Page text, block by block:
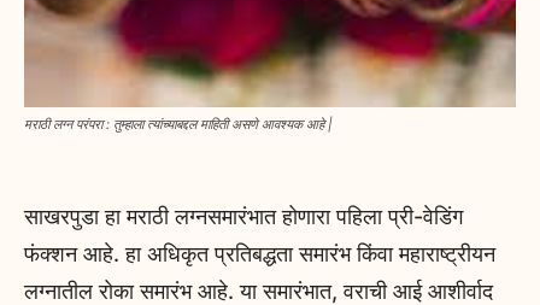
मराठी लग्न परंपरा : तुम्हाला त्यांच्याबद्दल माहिती असणे आवश्यक आहे |
साखरपुडा हा मराठी लग्नसमारंभात होणारा पहिला प्री-वेडिंग
फंक्शन आहे. हा अधिकृत प्रतिबद्धता समारंभ किंवा महाराष्ट्रीयन
लग्नातील रोका समारंभ आहे. या समारंभात, वराची आई आशीर्वाद